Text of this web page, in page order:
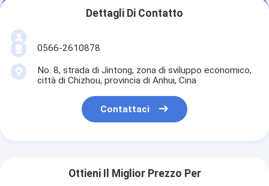
Dettagli Di Contatto
0566-2610878
No. 8, strada di Jintong, zona di sviluppo economico,
città di Chizhou, provincia di Anhui, Cina
Contattaci
Ottieni Il Miglior Prezzo Per